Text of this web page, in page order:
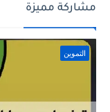
مشاركة مميزة
التموين